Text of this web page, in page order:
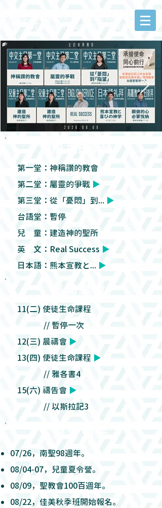
第一堂：神稱讚的教會
第二堂：屬靈的爭戰 ▶
第三堂：從「憂悶」到... ▶
台語堂：暫停
兒 童：建造神的聖所
英 文：Real Success ▶
日本語：熊本宣教と... ▶
11(二) 使徒生命課程
// 暫停一次
12(三) 晨禱會 ▶
13(四) 使徒生命課程 ▶
// 雅各書4
15(六) 禱告會 ▶
// 以斯拉記3
聚 會 預 告
07/26，南聖98週年。
08/04-07，兒童夏令營。
08/09，聖教會100百週年。
08/22，佳美秋季班開始報名。